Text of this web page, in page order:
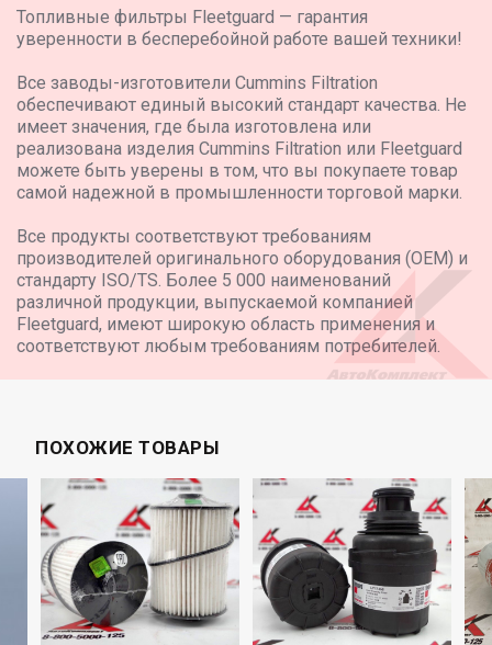
Топливные фильтры Fleetguard — гарантия
уверенности в бесперебойной работе вашей техники!
Все заводы-изготовители Cummins Filtration
обеспечивают единый высокий стандарт качества. Не
имеет значения, где была изготовлена или
реализована изделия Cummins Filtration или Fleetguard
можете быть уверены в том, что вы покупаете товар
самой надежной в промышленности торговой марки.
Все продукты соответствуют требованиям
производителей оригинального оборудования (OEM) и
стандарту ISO/TS. Более 5 000 наименований
различной продукции, выпускаемой компанией
Fleetguard, имеют широкую область применения и
соответствуют любым требованиям потребителей.
ПОХОЖИЕ ТОВАРЫ